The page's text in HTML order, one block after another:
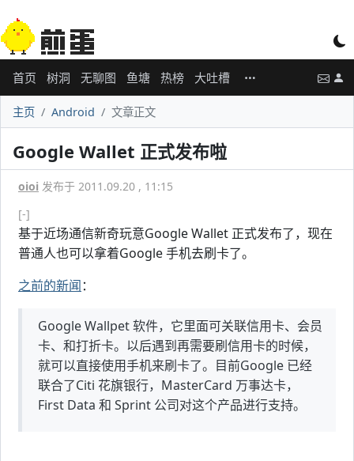
首页 树洞 无聊图 鱼塘 热榜 大吐槽
主页 Android 文章正文
Google Wallet 正式发布啦
oioi 发布于 2011.09.20 , 11:15
[-]
基于近场通信新奇玩意Google Wallet 正式发布了，现在
普通人也可以拿着Google 手机去刷卡了。
之前的新闻：
Google Wallpet 软件，它里面可关联信用卡、会员
卡、和打折卡。以后遇到再需要刷信用卡的时候，
就可以直接使用手机来刷卡了。目前Google 已经
联合了Citi 花旗银行，MasterCard 万事达卡，
First Data 和 Sprint 公司对这个产品进行支持。